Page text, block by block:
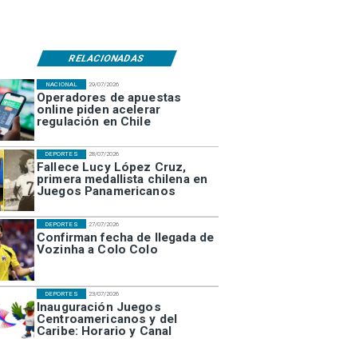
RELACIONADAS
29/07/2026
Operadores de apuestas
online piden acelerar
regulación en Chile
NACIONAL
28/07/2026
Fallece Lucy López Cruz,
primera medallista chilena en
Juegos Panamericanos
DEPORTES
27/07/2026
Confirman fecha de llegada de
Vozinha a Colo Colo
DEPORTES
23/07/2026
Inauguración Juegos
Centroamericanos y del
Caribe: Horario y Canal
DEPORTES